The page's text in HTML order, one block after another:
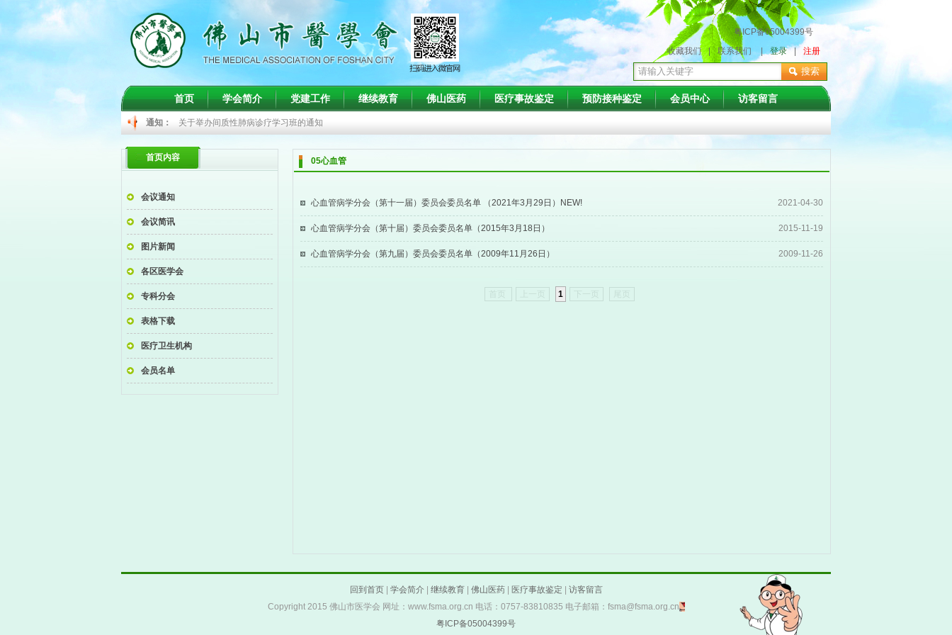
粤ICP备05004399号
收藏我们
| 联系我们 | 登录 | 注册
搜索
首页 学会简介 党建工作 继续教育 佛山医药 医疗事故鉴定 预防接种鉴定 会员中心 访客留言
通知：
关于召开心血管病学分会2026年年度学术会议暨心血管疾病新进展学习班的通知
关于肾脏病学分会2026年年度学术会议暨第二十二届肾脏病与血液净化技术新进展学习班（第一轮）通知
关于举办间质性肺病诊疗学习班的通知
关于举办佛山市出凝血及红细胞疾病规范化诊治学习班的通知
关于举办免疫性疾病实验室诊断新进展学习班的通知
关于肾脏病学分会2026年年度学术会议暨第二十二届肾脏病与血液净化技术新进展学习班（第一轮）通知
首页内容
会议通知
会议简讯
图片新闻
各区医学会
专科分会
表格下载
医疗卫生机构
会员名单
05心血管
心血管病学分会（第十一届）委员会委员名单 （2021年3月29日）NEW! 2021-04-30
心血管病学分会（第十届）委员会委员名单（2015年3月18日） 2015-11-19
心血管病学分会（第九届）委员会委员名单（2009年11月26日） 2009-11-26
1
回到首页| 学会简介| 继续教育| 佛山医药| 医疗事故鉴定
访客留言
Copyright 2015 佛山市医学会 网址：www.fsma.org.cn 电话：0757-83810835 电子邮箱：fsma@fsma.org.cn
粤ICP备05004399号